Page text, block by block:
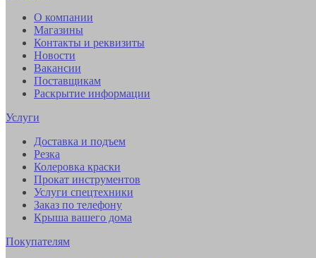
О компании
Магазины
Контакты и реквизиты
Новости
Вакансии
Поставщикам
Раскрытие информации
Услуги
Доставка и подъем
Резка
Колеровка краски
Прокат инструментов
Услуги спецтехники
Заказ по телефону
Крыша вашего дома
Покупателям